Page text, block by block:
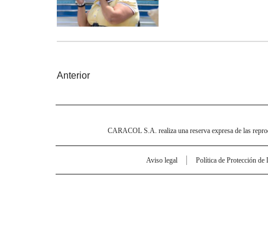
Anterior
CARACOL S.A. realiza una reserva expresa de las
Aviso legal Política de Protección de